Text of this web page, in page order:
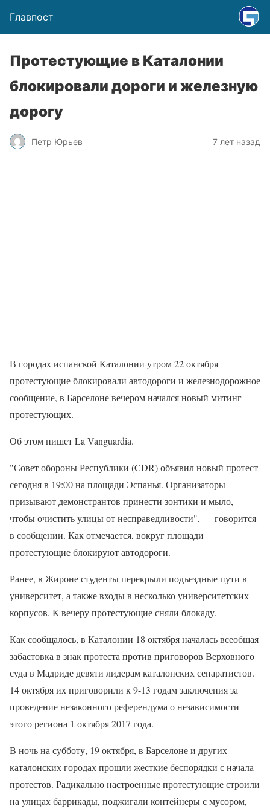
Главпост
Протестующие в Каталонии
блокировали дороги и железную
дорогу
Петр Юрьев 7 лет назад
В городах испанской Каталонии утром 22 октября
протестующие блокировали автодороги и железнодорожное
сообщение, в Барселоне вечером начался новый митинг
протестующих.
Об этом пишет La Vanguardia.
"Совет обороны Республики (CDR) объявил новый протест
сегодня в 19:00 на площади Эспанья. Организаторы
призывают демонстрантов принести зонтики и мыло,
чтобы очистить улицы от несправедливости", — говорится
в сообщении. Как отмечается, вокруг площади
протестующие блокируют автодороги.
Ранее, в Жироне студенты перекрыли подъездные пути в
университет, а также входы в несколько университетских
корпусов. К вечеру протестующие сняли блокаду.
Как сообщалось, в Каталонии 18 октября началась всеобщая
забастовка в знак протеста против приговоров Верховного
суда в Мадриде девяти лидерам каталонских сепаратистов.
14 октября их приговорили к 9-13 годам заключения за
проведение незаконного референдума о независимости
этого региона 1 октября 2017 года.
В ночь на субботу, 19 октября, в Барселоне и других
каталонских городах прошли жесткие беспорядки с начала
протестов. Радикально настроенные протестующие строили
на улицах баррикады, поджигали контейнеры с мусором,